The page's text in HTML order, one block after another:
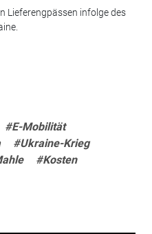
Lieferengpässen infolge des
#E-Mobilität
#Ukraine-Krieg
#Kosten